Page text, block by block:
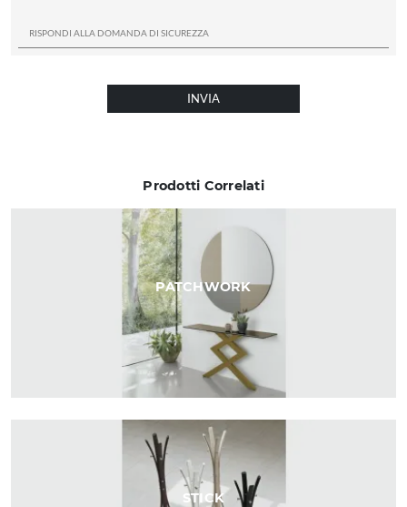
Prodotti Correlati
PATCHWORK
STICK
INVIA